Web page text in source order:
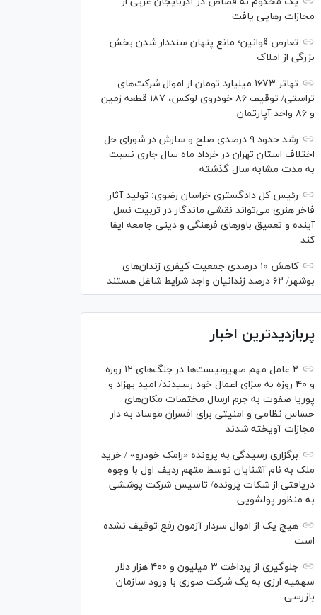
مجازات رهایی یافت
تعارض قوانین؛ مانع پنهان سنددار شدن بخش
بزرگی از املاک
تهاتر ۱۶۷۳ میلیارد تومان از اموال شرکت‌های
تراستی/ توقیف ۸۶ خودروی لوکس، ۱۸۷ قطعه زمین
و ۸۶ واحد آپارتمان
رشد حدود ۹ درصدی صلح و سازش در شورای حل
اختلاف استان تهران در خرداد ماه سال جاری نسبت
به مدت مشابه سال گذشته
رئیس کل دادگستری خراسان رضوی: تولید آثار
فاخر هنری می‌تواند نقشی ماندگار در تربیت نسل
آینده و تعمیق باور‌های فرهنگی و دینی جامعه ایفا
کند
کاهش ۱۰ درصدی جمعیت کیفری زندان‌های
بوشهر/ ۶۲ درصد زندانیان واجد شرایط شاغل هستند
پربازدیدترین اخبار
۲ عامل مهم صهیونیست‌ها در جنگ‌های ۱۲ روزه
و ۴۰ روزه به سزای اعمال خود رسیدند/ امید بهزاد و
پوریا صفوت به جرم ارسال مختصات مکان‌های
حساس نظامی و امنیتی برای افسران موساد به دار
مجازات آویخته شدند
برگزاری رسیدگی به پرونده «رامک خودرو» / خرید
ملک به نام آشنایان توسط متهم ردیف اول با وجوه
دریافتی از شکات پرونده/ تاسیس شرکت پوششی
به منظور پولشویی
هیچ یک از اموال سردار آزمون رفع توقیف نشده
است
جلوگیری از پرداخت ۳ میلیون و ۴۰۰ هزار دلار
سهمیه ارزی به یک شرکت صوری با ورود سازمان
بازرسی